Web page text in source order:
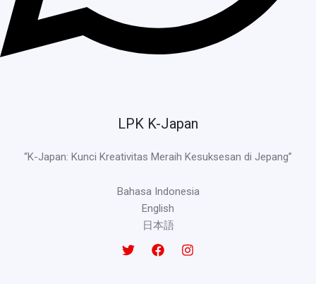
LPK K-Japan
“K-Japan: Kunci Kreativitas Meraih Kesuksesan di Jepang”
Bahasa Indonesia
English
日本語